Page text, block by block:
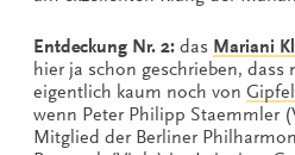
Entdeckung Nr. 2: das Mariani
hier ja schon geschrieben, dass
eigentlich kaum noch von
wenn Peter Philipp Staemmler
Mitglied der Berliner